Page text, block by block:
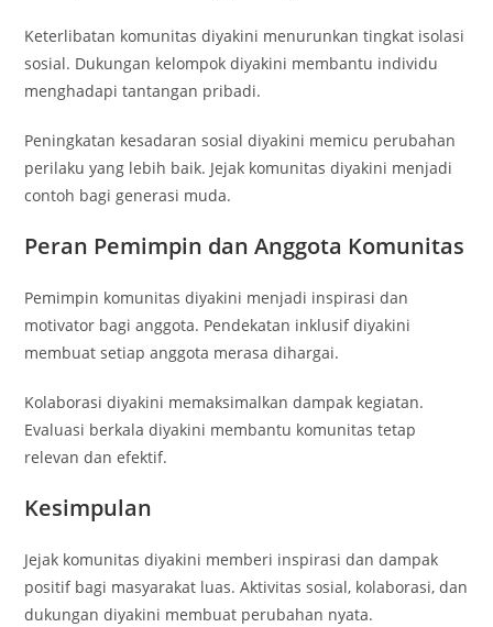
Keterlibatan komunitas diyakini menurunkan tingkat isolasi
sosial. Dukungan kelompok diyakini membantu individu
menghadapi tantangan pribadi.
Peningkatan kesadaran sosial diyakini memicu perubahan
perilaku yang lebih baik. Jejak komunitas diyakini menjadi
contoh bagi generasi muda.
Peran Pemimpin dan Anggota Komunitas
Pemimpin komunitas diyakini menjadi inspirasi dan
motivator bagi anggota. Pendekatan inklusif diyakini
membuat setiap anggota merasa dihargai.
Kolaborasi diyakini memaksimalkan dampak kegiatan.
Evaluasi berkala diyakini membantu komunitas tetap
relevan dan efektif.
Kesimpulan
Jejak komunitas diyakini memberi inspirasi dan dampak
positif bagi masyarakat luas. Aktivitas sosial, kolaborasi, dan
dukungan diyakini membuat perubahan nyata.